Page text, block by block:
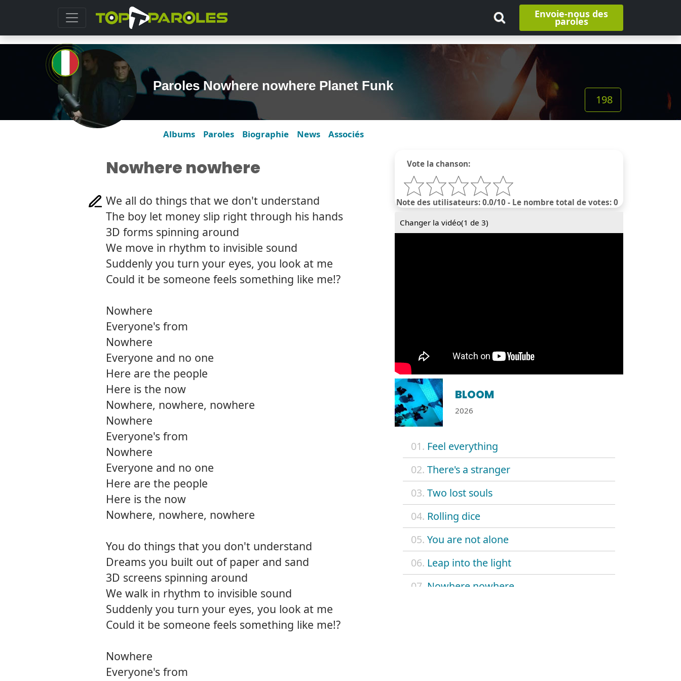
Envoie-nous des
paroles
Paroles Nowhere nowhere Planet Funk
198
Albums Paroles Biographie News Associés
Vote la chanson:
Note des utilisateurs: 0.0/10 - Le nombre total de votes: 0
Changer la vidéo(1 de 3)
BLOOM
2026
01. Feel everything
02. There's a stranger
03. Two lost souls
04. Rolling dice
05. You are not alone
06. Leap into the light
07. Nowhere nowhere
Nowhere nowhere
We all do things that we don't understand
The boy let money slip right through his hands
3D forms spinning around
We move in rhythm to invisible sound
Suddenly you turn your eyes, you look at me
Could it be someone feels something like me!?
Nowhere
Everyone's from
Nowhere
Everyone and no one
Here are the people
Here is the now
Nowhere, nowhere, nowhere
Nowhere
Everyone's from
Nowhere
Everyone and no one
Here are the people
Here is the now
Nowhere, nowhere, nowhere
You do things that you don't understand
Dreams you built out of paper and sand
3D screens spinning around
We walk in rhythm to invisible sound
Suddenly you turn your eyes, you look at me
Could it be someone feels something like me!?
Nowhere
Everyone's from